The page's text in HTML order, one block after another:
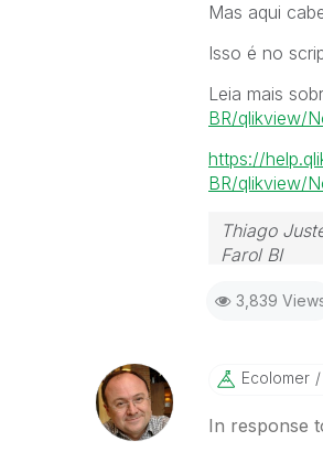
Mas aqui
Isso é no
Leia mais
BR/qlikview/
https://
BR/qlikview/
Thiago
Farol BI
Skype:
3,839
Ecolomer
In response